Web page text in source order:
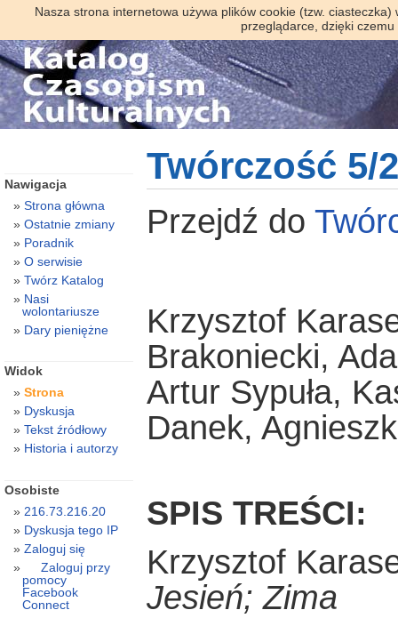
Nasza strona internetowa używa plików cookie (tzw.
przeglądarce, dzięki
Twórczość 5/
Przejdź do
Krzysztof
Brakoniecki,
Artur Sypuła,
Danek,
SPIS TREŚCI:
Krzysztof
Jesień; Zima
Nawigacja
Strona główna
Ostatnie zmiany
Poradnik
O serwisie
Twórz Katalog
Nasi
wolontariusze
Dary pieniężne
Widok
Strona
Dyskusja
Tekst źródłowy
Historia i autorzy
Osobiste
216.73.216.20
Dyskusja tego IP
Zaloguj się
Zaloguj przy
pomocy
Facebook
Connect